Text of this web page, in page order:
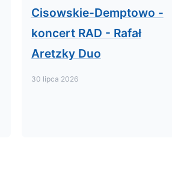
Cisowskie-Demptowo -
koncert RAD - Rafał
Aretzky Duo
30 lipca 2026